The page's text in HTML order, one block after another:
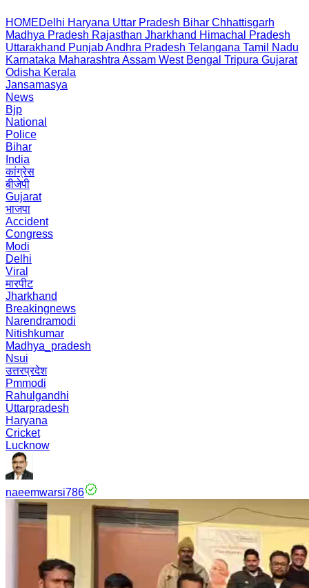
HOMEDelhi Haryana Uttar Pradesh Bihar Chhattisgarh
Madhya Pradesh Rajasthan Jharkhand Himachal Pradesh
Uttarakhand PunjabAndhra Pradesh Telangana Tamil Nadu
Karnataka Maharashtra Assam West Bengal Tripura Gujarat
Odisha Kerala
Jansamasya
News
Bjp
National
Police
Bihar
India
कांग्रेस
बीजेपी
Gujarat
भाजपा
Accident
Congress
Modi
Delhi
Viral
मारपीट
Jharkhand
Breakingnews
Narendramodi
Nitishkumar
Madhya_pradesh
Nsui
उत्तरप्रदेश
Pmmodi
Rahulgandhi
Uttarpradesh
Haryana
Cricket
Lucknow
naeemwarsi786